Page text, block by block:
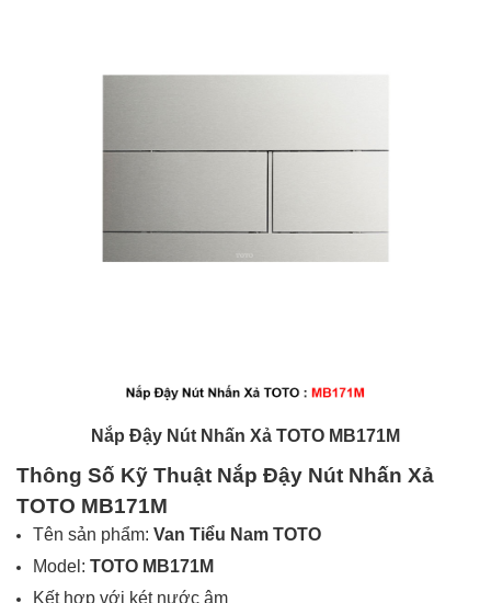
Nắp Đậy Nút Nhấn Xả TOTO MB171M
Thông Số Kỹ Thuật Nắp Đậy Nút Nhấn Xả
TOTO MB171M
Tên sản phẩm: Van Tiểu Nam TOTO
Model: TOTO MB171M
Kết hợp với két nước âm